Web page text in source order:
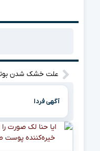
علت خشک شدن
آگهی فردا